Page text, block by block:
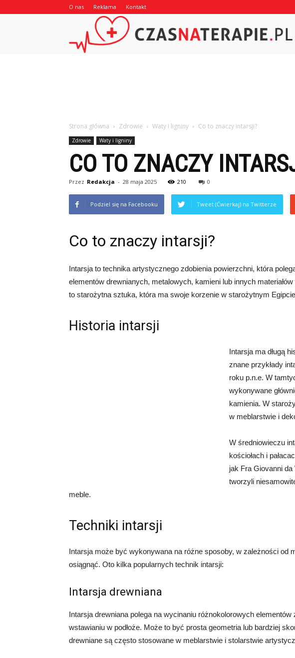
O nas Reklama Kontakt
Strona główna Zdrowie Waty i ligniny Co to znaczy intarsji?
Zdrowie Waty i ligniny
CO TO ZNACZY
Przez Redakcja - 28 maja 2025 210 0
Podziel się na Facebooku Tweet (Ćwierkaj) na Twitterze
Co to znaczy intarsji?
Intarsja to technika artystycznego zdobienia powierzchni, która
elementów drewnianych, metalowych, kamieni lub innych materiałów
to starożytna sztuka, która ma swoje korzenie w starożytnym
Historia intarsji
Intarsja ma długą
znane przykłady
roku p.n.e. W
wykonywane
kamienia. W
w meblarstwie i
W średniowieczu
kościołach i
jak Fra Giovanni
tworzyli
meble.
Techniki intarsji
Intarsja może być wykonywana na różne sposoby, w zależności od
osiągnąć. Oto kilka popularnych technik intarsji:
Intarsja drewniana
Intarsja drewniana polega na wycinaniu różnokolorowych
wstawianiu w podłoże. Może to być prosta geometria lub bardziej
drewniane są często stosowane w meblarstwie i stolarstwie